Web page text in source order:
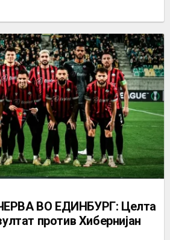
ВО ЕДИНБУРГ: Целта
против Хибернијан